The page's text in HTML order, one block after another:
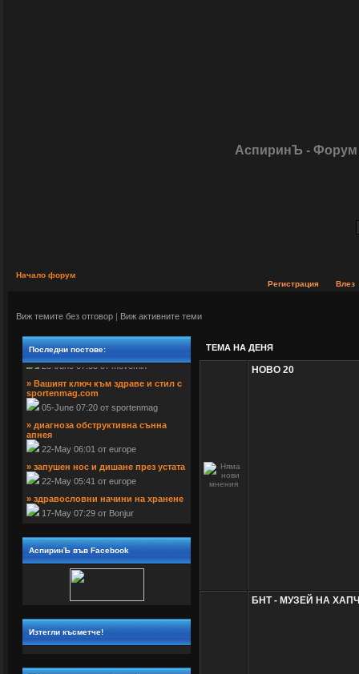
АспиринЪ - Форум
Начало форум
Регистрация
Влез
Виж темите без отговор | Виж активните теми
Последни постове:
18-August 13:22 от
stefanstanimirov93
12-August 12:35 от
» Вий спомняте ли си, .... другарю?
23-June 07:33 от movemih
sportenmag.com
05-June 07:20 от sportenmag
» диагноза обструктивна сънна
апнея
22-May 06:01 от europe
» запушен нос и дишане през устата
22-May 05:41 от europe
» здравословни начини на хранене
17-May 07:29 от Bonjur
АспиринЪ във Facebook
Изтегли късметче!
ТЕМА НА ДЕНЯ
НОВО 20
БНТ - МУЗЕЙ НА